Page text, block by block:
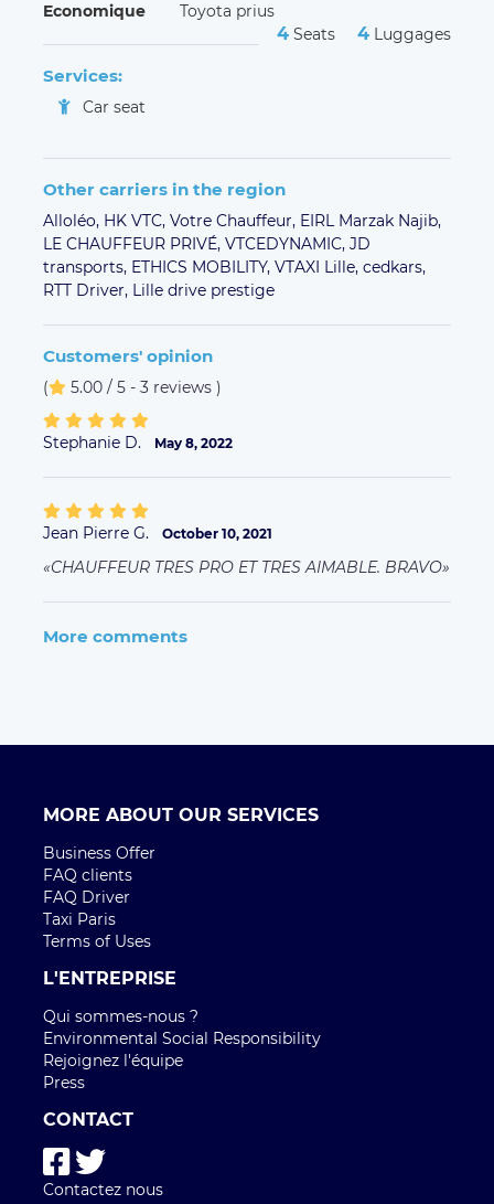
Economique Toyota prius
4 Seats 4 Luggages
Services:
Car seat
Other carriers in the region
Alloléo, HK VTC, Votre Chauffeur, EIRL Marzak Najib,
LE CHAUFFEUR PRIVÉ, VTCEDYNAMIC, JD
transports, ETHICS MOBILITY, VTAXI Lille, cedkars,
RTT Driver, Lille drive prestige
Customers' opinion
( 5.00 / 5 - 3 reviews )
Stephanie D. May 8, 2022
Jean Pierre G. October 10, 2021
CHAUFFEUR TRES PRO ET TRES AIMABLE. BRAVO
More comments
MORE ABOUT OUR SERVICES
Business Offer
FAQ clients
FAQ Driver
Taxi Paris
Terms of Uses
L'ENTREPRISE
Qui sommes-nous ?
Environmental Social Responsibility
Rejoignez l'équipe
Press
CONTACT
Contactez nous